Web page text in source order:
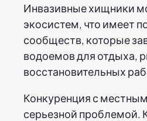
Инвазивные хищники
экосистем, что имеет
сообществ, которые
водоемов для отдыха,
восстановительных
Конкуренция с
серьезной проблемой.